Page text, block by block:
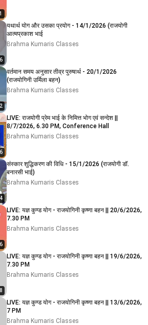
यथार्थ योग और उसका प्रयोग - 14/1/2026 (राजयोगी
आत्मप्रकाश भाई
Brahma Kumaris Classes
वर्तमान समय अनुसार तीव्र पुरुषार्थ - 20/1/2026
(राजयोगिनी उर्मिला बहन)
Brahma Kumaris Classes
LIVE: राजयोगी प्रेम भाई के निमित्त भोग एवं सन्देश ||
8/7/2026, 6.30 PM, Conference Hall
Brahma Kumaris Classes
संस्कार शुद्धिकरण की विधि - 15/1/2026 (राजयोगी डॉ.
बनारसी भाई)
Brahma Kumaris Classes
LIVE: यज्ञ कुण्ड योग - राजयोगिनी कृष्णा बहन || 20/6/2026,
7.30 PM
Brahma Kumaris Classes
LIVE: यज्ञ कुण्ड योग - राजयोगिनी कृष्णा बहन || 19/6/2026,
7.30 PM
Brahma Kumaris Classes
LIVE: यज्ञ कुण्ड योग - राजयोगिनी कृष्णा बहन || 13/6/2026,
7 PM
Brahma Kumaris Classes